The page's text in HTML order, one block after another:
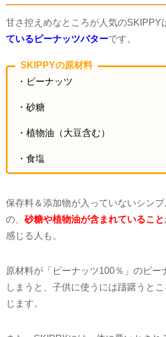
甘さ控えめなところが人気のSKIPPY
ているピーナッツバターです。
SKIPPYの原材料
・ピーナッツ
・砂糖
・植物油（大豆含む）
・食塩
保存料＆添加物が入っていないシン
の、 砂糖や植物油が含まれていること
感じる人も。
原材料が「ピーナッツ100％」のピー
しまうと、子供に使うには躊躇うと
じます。